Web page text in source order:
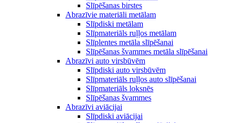
Slīpēšanas birstes
Abrazīvie materiāli metālam
Slīpdiski metālam
Slīpmateriāls ruļļos metālam
Slīplentes metāla slīpēšanai
Slīpēšanas švammes metāla slīpēšanai
Abrazīvi auto virsbūvēm
Slīpdiski auto virsbūvēm
Slīpmateriāls ruļļos auto slīpēšanai
Slīpmateriāls loksnēs
Slīpēšanas švammes
Abrazīvi aviācijai
Slīpdiski aviācijai